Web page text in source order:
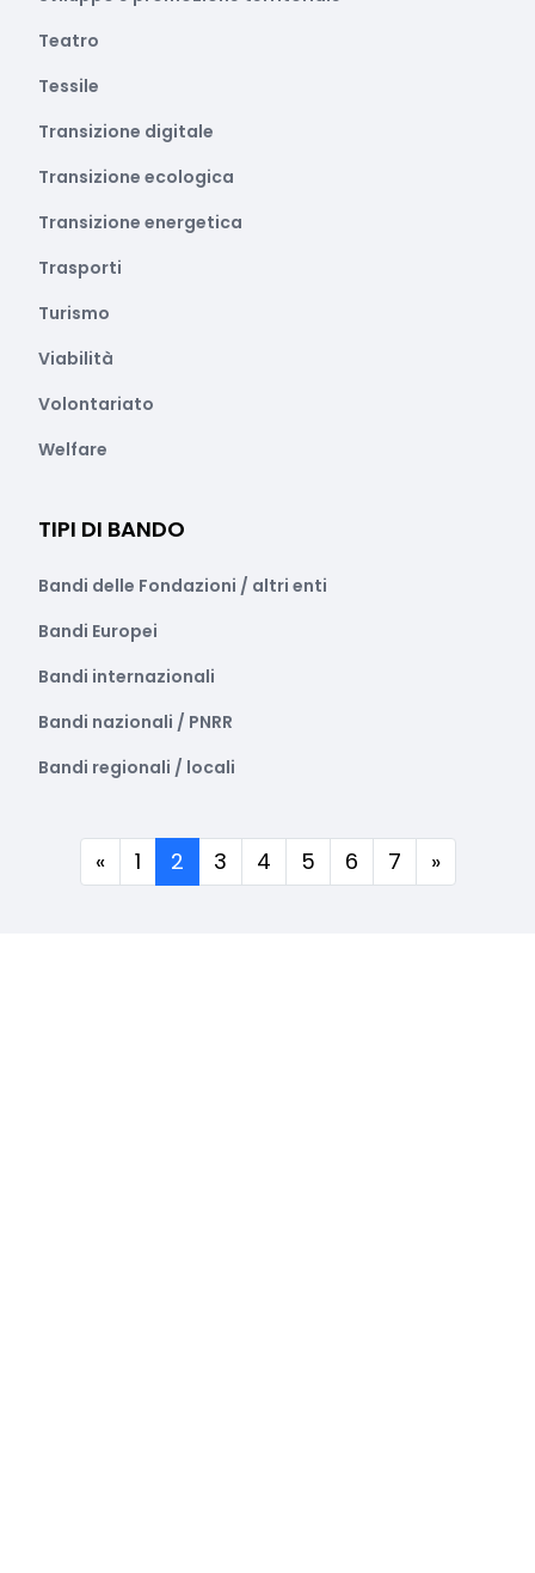
Teatro
Tessile
Transizione digitale
Transizione ecologica
Transizione energetica
Trasporti
Turismo
Viabilità
Volontariato
Welfare
TIPI DI BANDO
Bandi delle Fondazioni / altri enti
Bandi Europei
Bandi internazionali
Bandi nazionali / PNRR
Bandi regionali / locali
« 1 2(corrente)
3 4 5 6 7 »